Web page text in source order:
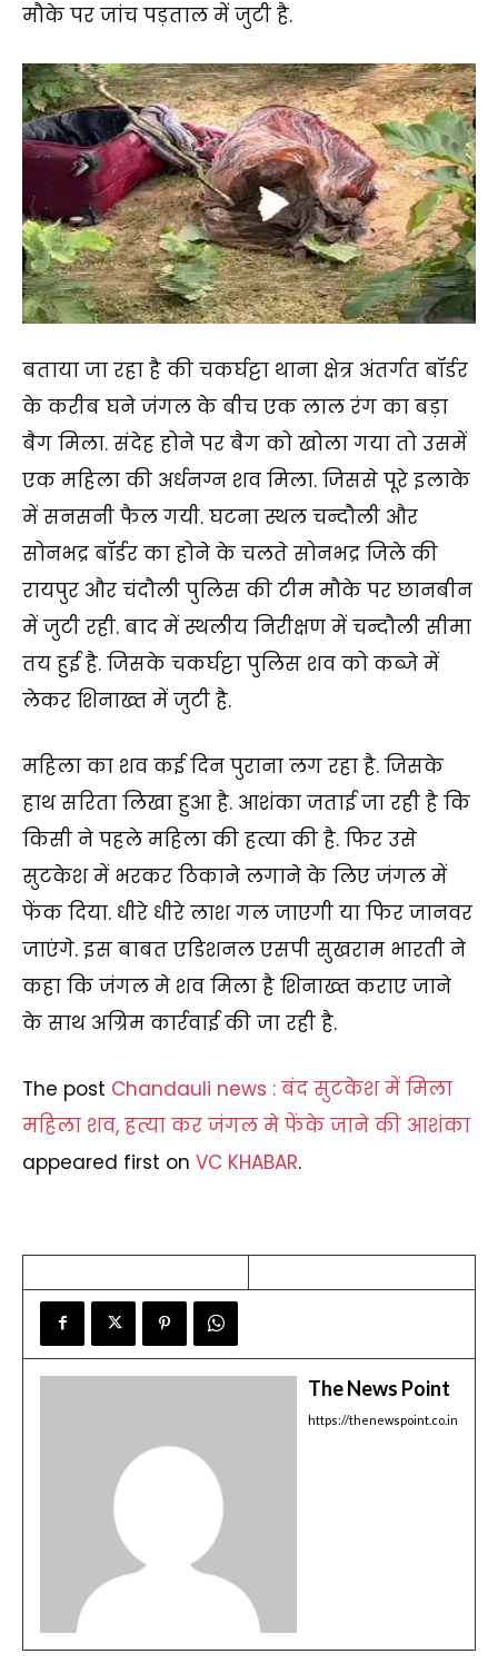
मौके पर जांच पड़ताल में जुटी है.
बताया जा रहा है की चकर्घट्टा थाना क्षेत्र अंतर्गत बॉर्डर
के करीब घने जंगल के बीच एक लाल रंग का बड़ा
बैग मिला. संदेह होने पर बैग को खोला गया तो उसमें
एक महिला की अर्धनग्न शव मिला. जिससे पूरे इलाके
में सनसनी फैल गयी. घटना स्थल चन्दौली और
सोनभद्र बॉर्डर का होने के चलते सोनभद्र जिले की
रायपुर और चंदौली पुलिस की टीम मौके पर छानबीन
में जुटी रही. बाद में स्थलीय निरीक्षण में चन्दौली सीमा
तय हुई है. जिसके चकर्घट्टा पुलिस शव को कब्जे में
लेकर शिनाख्त में जुटी है.
महिला का शव कई दिन पुराना लग रहा है. जिसके
हाथ सरिता लिखा हुआ है. आशंका जताई जा रही है कि
किसी ने पहले महिला की हत्या की है. फिर उसे
सुटकेश में भरकर ठिकाने लगाने के लिए जंगल में
फेंक दिया. धीरे धीरे लाश गल जाएगी या फिर जानवर
जाएंगे. इस बाबत एडिशनल एसपी सुखराम भारती ने
कहा कि जंगल मे शव मिला है शिनाख्त कराए जाने
के साथ अग्रिम कार्रवाई की जा रही है.
The post Chandauli news : बंद सुटकेश में मिला
महिला शव, हत्या कर जंगल मे फेंके जाने की आशंका
appeared first on VC KHABAR.
The News Point
https://thenewspoint.co.in